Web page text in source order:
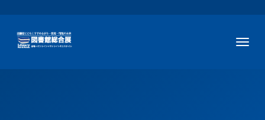
ー
用
メ